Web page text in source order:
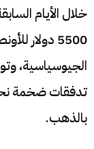
خلال الأيام
5500 دولار
الجيوسياسية،
تدفقات ضخمة نحو
بالذهب.